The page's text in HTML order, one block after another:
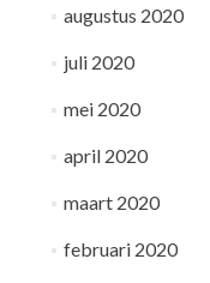
augustus 2020
juli 2020
mei 2020
april 2020
maart 2020
februari 2020